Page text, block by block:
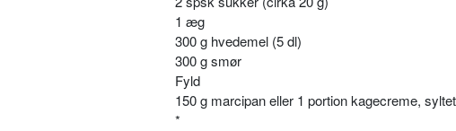
1 æg
300 g hvedemel (5 dl)
300 g smør
Fyld
150 g marcipan eller 1 portion kagecreme,
*